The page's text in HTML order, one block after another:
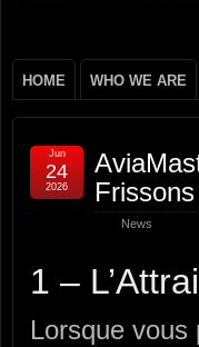
HOME WHO WE ARE
News
Jun
24
2026
1 –
Lorsque vous